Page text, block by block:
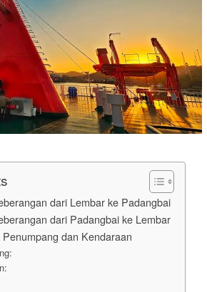
dari Lembar ke Padangbai
dari Padangbai ke Lembar
dan Kendaraan